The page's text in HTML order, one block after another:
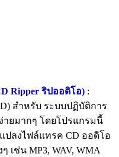
Ripper ริปออดิโอ) :
สำหรับ ระบบปฏิบัติการ
ยมากๆ โดยโปรแกรมนี้
ปลงไฟล์แทรค CD ออดิโอ
ช่น MP3, WAV, WMA